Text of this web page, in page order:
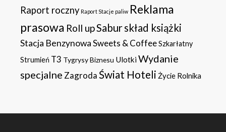
Raport roczny Raport Stacje paliw Reklama
prasowa Roll upSaburskład książki
Stacja BenzynowaSweets & CoffeeSzkarłatny
Strumień T3 Tygrysy Biznesu UlotkiWydanie
specjalne ZagrodaŚwiat Hoteli Życie Rolnika